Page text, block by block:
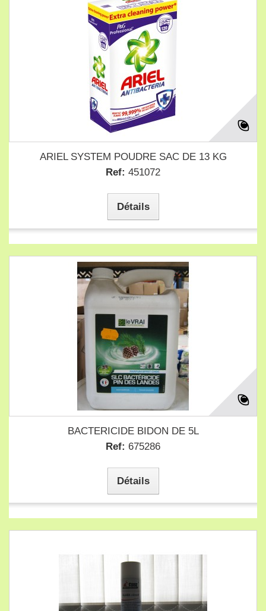
ARIEL SYSTEM POUDRE SAC DE 13 KG
Ref: 451072
Détails
BACTERICIDE BIDON DE 5L
Ref: 675286
Détails